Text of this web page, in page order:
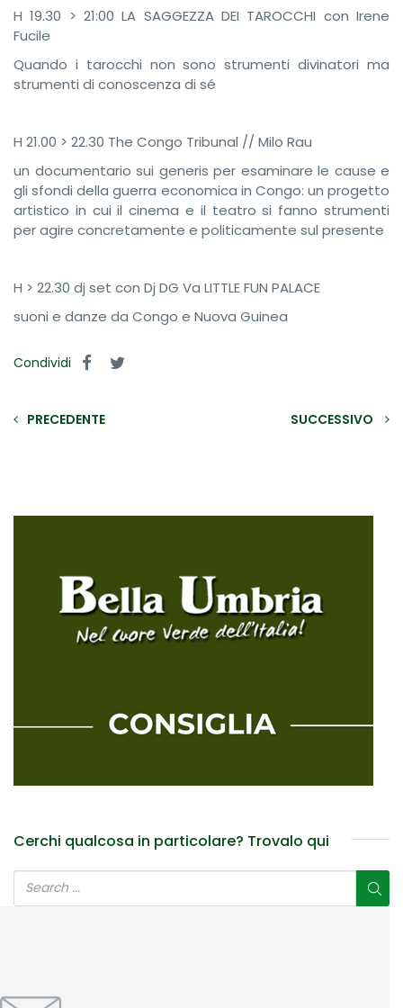
H 19.30 > 21:00 LA SAGGEZZA DEI TAROCCHI con Irene
Fucile
Quando i tarocchi non sono strumenti divinatori ma
strumenti di conoscenza di sé
H 21.00 > 22.30 The Congo Tribunal // Milo Rau
un documentario sui generis per esaminare le cause e
gli sfondi della guerra economica in Congo: un progetto
artistico in cui il cinema e il teatro si fanno strumenti
per agire concretamente e politicamente sul presente
H > 22.30 dj set con Dj DG Va LITTLE FUN PALACE
suoni e danze da Congo e Nuova Guinea
Condividi
PRECEDENTE SUCCESSIVO
Cerchi qualcosa in particolare? Trovalo qui